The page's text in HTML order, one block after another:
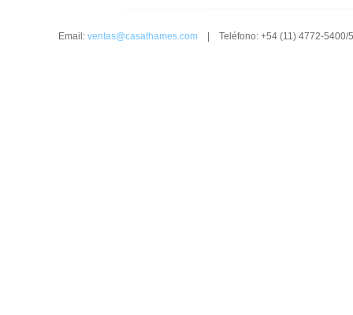
Email: ventas@casathames.com| Teléfono: +54 (11) 4772-